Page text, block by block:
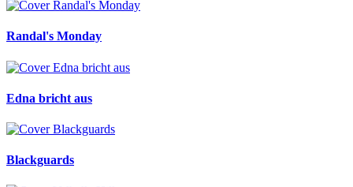
Randal's Monday
Edna bricht aus
Blackguards